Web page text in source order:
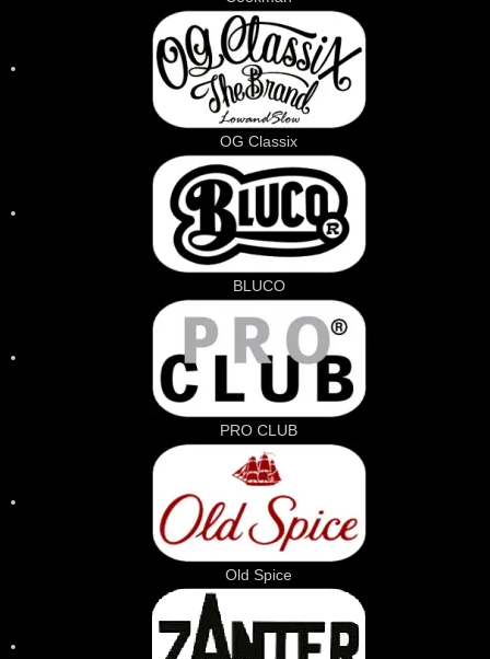
OG Classix
BLUCO
PRO CLUB
Old Spice